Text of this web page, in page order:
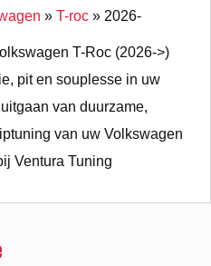
» T-roc» 2026-
T-Roc (2026->)
pit en souplesse in uw
van duurzame,
van uw Volkswagen
Ventura Tuning